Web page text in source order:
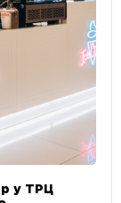
у ТРЦ